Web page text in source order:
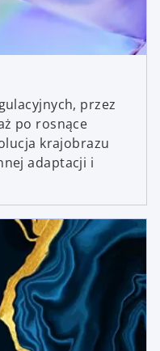
przez
po rosnące
krajobrazu
adaptacji i